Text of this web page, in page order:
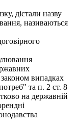
дістали назву
називаються
законом випадках
та п. 2 ст. 8
на державній